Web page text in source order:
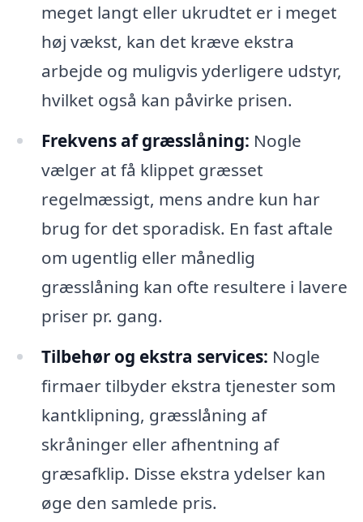
meget langt eller ukrudtet er i meget
høj vækst, kan det kræve ekstra
arbejde og muligvis yderligere udstyr,
hvilket også kan påvirke prisen.
Frekvens af græsslåning: Nogle
vælger at få klippet græsset
regelmæssigt, mens andre kun har
brug for det sporadisk. En fast aftale
om ugentlig eller månedlig
græsslåning kan ofte resultere i lavere
priser pr. gang.
Tilbehør og ekstra services: Nogle
firmaer tilbyder ekstra tjenester som
kantklipning, græsslåning af
skråninger eller afhentning af
græsafklip. Disse ekstra ydelser kan
øge den samlede pris.